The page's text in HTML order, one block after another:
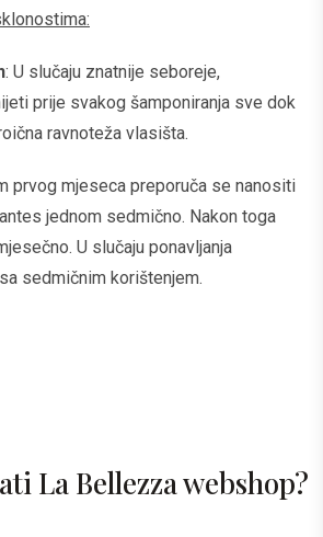
: U slučaju znatnije seboreje,
prije svakog šamponiranja sve dok
ravnoteža vlasišta.
prvog mjeseca preporuča se nanositi
jednom sedmično. Nakon toga
U slučaju ponavljanja
sedmičnim korištenjem.
La Bellezza webshop?